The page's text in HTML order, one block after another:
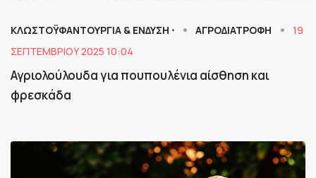
ΚΛΩΣΤΟΫΦΑΝΤΟΥΡΓΙΑ & ΈΝΔΥΣΗ ⋅ ΑΓΡΟΔΙΑΤΡΟΦΗ
19
ΣΕΠΤΕΜΒΡΊΟΥ 2025 10:04
Αγριολούλουδα για πουπουλένια αίσθηση και
φρεσκάδα